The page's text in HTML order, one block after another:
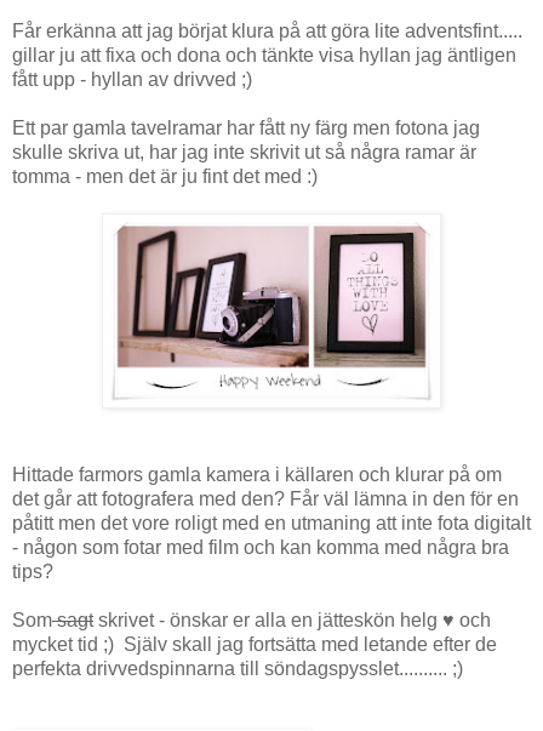
Får erkänna att jag börjat klura på att göra lite adventsfint.....
gillar ju att fixa och dona och tänkte visa hyllan jag äntligen
fått upp - hyllan av drivved ;)
Ett par gamla tavelramar har fått ny färg men fotona jag
skulle skriva ut, har jag inte skrivit ut så några ramar är
tomma - men det är ju fint det med :)
Hittade farmors gamla kamera i källaren och klurar på om
det går att fotografera med den? Får väl lämna in den för en
påtitt men det vore roligt med en utmaning att inte fota digitalt
- någon som fotar med film och kan komma med några bra
tips?
Somsagtskrivet - önskar er alla en jätteskön helg ♥ och
mycket tid ;) Själv skall jag fortsätta med letande efter de
perfekta drivvedspinnarna till söndagspysslet.......... ;)